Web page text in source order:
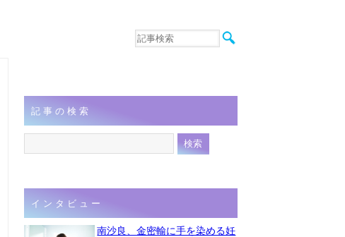
音楽
連載
フォト
記事の検索
インタビュー
南沙良、金密輸に手を染める妊